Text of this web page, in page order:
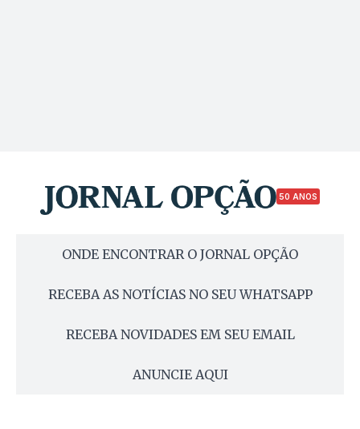
50 ANOS
ONDE ENCONTRAR O JORNAL OPÇÃO
RECEBA AS NOTÍCIAS NO SEU WHATSAPP
RECEBA NOVIDADES EM SEU EMAIL
ANUNCIE AQUI